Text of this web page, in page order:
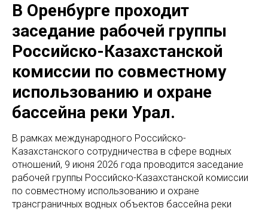
В Оренбурге проходит
заседание рабочей группы
Российско-Казахстанской
комиссии по совместному
использованию и охране
бассейна реки Урал.
В рамках международного Российско-
Казахстанского сотрудничества в сфере водных
отношений, 9 июня 2026 года проводится заседание
рабочей группы Российско-Казахстанской комиссии
по совместному использованию и охране
трансграничных водных объектов бассейна реки